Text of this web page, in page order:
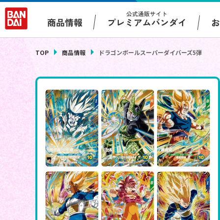
商品情報
公式通販サイト
プレミアムバンダイ
TOP 商品情報 ドラゴンボールスーパーダイバーズ5弾